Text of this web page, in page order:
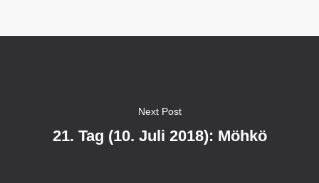
Next Post
21. Tag (10. Juli 2018): Möhkö